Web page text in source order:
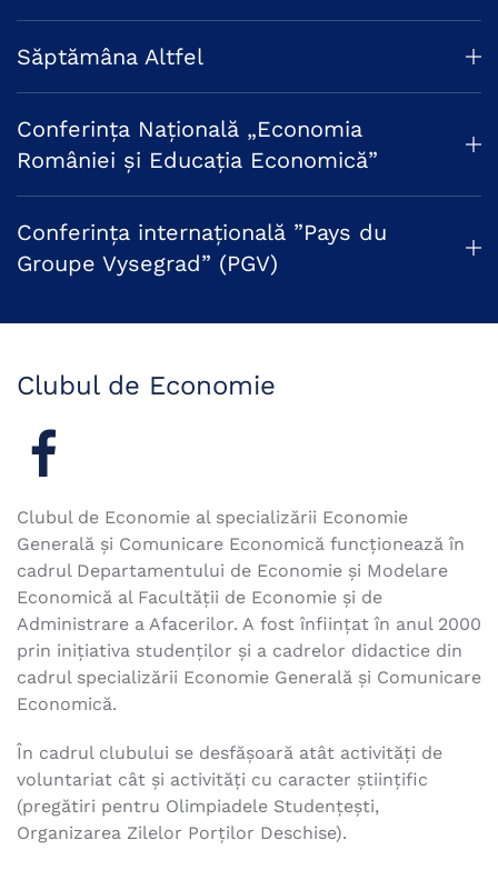
Săptămâna Altfel
Conferința Națională „Economia
României şi Educaţia Economică”
Conferinţa internațională ”Pays du
Groupe Vysegrad” (PGV)
Clubul de Economie
Clubul de Economie al specializării Economie
Generală și Comunicare Economică funcționează în
cadrul Departamentului de Economie și Modelare
Economică al Facultății de Economie și de
Administrare a Afacerilor. A fost înființat în anul 2000
prin inițiativa studenților și a cadrelor didactice din
cadrul specializării Economie Generală și Comunicare
Economică.
În cadrul clubului se desfășoară atât activități de
voluntariat cât și activități cu caracter științific
(pregătiri pentru Olimpiadele Studențești,
Organizarea Zilelor Porților Deschise).